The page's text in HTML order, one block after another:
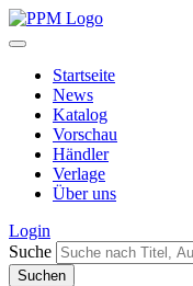
Startseite
News
Katalog
Vorschau
Händler
Verlage
Über uns
Login
Suche